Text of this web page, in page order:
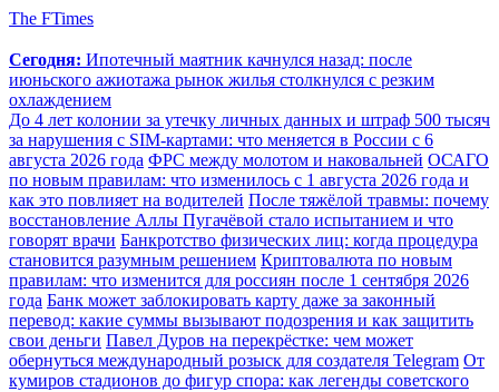
The FTimes
Сегодня: Ипотечный маятник качнулся назад: после
июньского ажиотажа рынок жилья столкнулся с резким
охлаждением
До 4 лет колонии за утечку личных данных и штраф 500 тысяч
за нарушения с SIM-картами: что меняется в России с 6
августа 2026 года ФРС между молотом и наковальней ОСАГО
по новым правилам: что изменилось с 1 августа 2026 года и
как это повлияет на водителей После тяжёлой травмы: почему
восстановление Аллы Пугачёвой стало испытанием и что
говорят врачи Банкротство физических лиц: когда процедура
становится разумным решением Криптовалюта по новым
правилам: что изменится для россиян после 1 сентября 2026
года Банк может заблокировать карту даже за законный
перевод: какие суммы вызывают подозрения и как защитить
свои деньги Павел Дуров на перекрёстке: чем может
обернуться международный розыск для создателя Telegram От
кумиров стадионов до фигур спора: как легенды советского